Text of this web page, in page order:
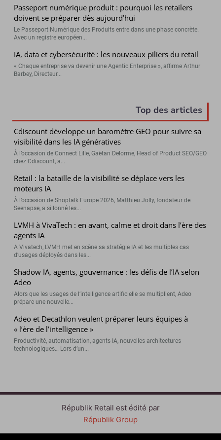
Passeport numérique produit : pourquoi les retailers
doivent se préparer dès aujourd’hui
Le Passeport Numérique des Produits entre dans une phase concrète.
Avec un registre européen...
IA, data et cybersécurité : les nouveaux piliers du retail
« Chaque entreprise va devenir une Agentic Enterprise », affirme Arthur
Barbey, Directeur...
Top des articles
Cdiscount développe un baromètre GEO pour suivre sa
visibilité dans les IA génératives
À l’occasion de Connect Lille, Gaëtan Delorme, Head of Product SEO/GEO
chez Cdiscount, a...
Retail : la bataille de la visibilité se déplace vers les
moteurs IA
À l’occasion de Shoptalk Europe 2026, Matthieu Jolly, fondateur de
Seenapse, a sillonné les...
LVMH à VivaTech : en avant, calme et droit dans l’ère des
agents IA
A Vivatech, LVMH met en scène sa stratégie IA et les multiples cas
d’usages déployés dans les...
Shadow IA, agents, gouvernance : les défis de l’IA selon
Adeo
Alors que les usages de l’intelligence artificielle se multiplient, Adeo
prépare une nouvelle...
Adeo et Decathlon veulent préparer leurs équipes à
« l’ère de l’intelligence »
Productivité, automatisation, agents IA, nouvelles architectures
technologiques… Lors d’un...
Républik Retail est édité par
Républik Group